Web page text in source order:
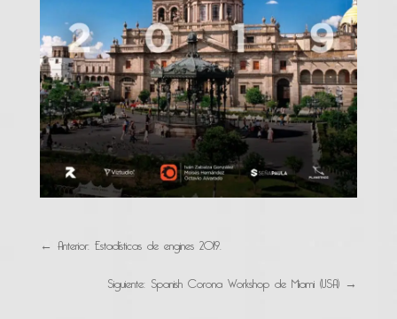
← Anterior: Estadísticas de engines 2019.
Siguiente: Spanish Corona Workshop de Miami (USA) →